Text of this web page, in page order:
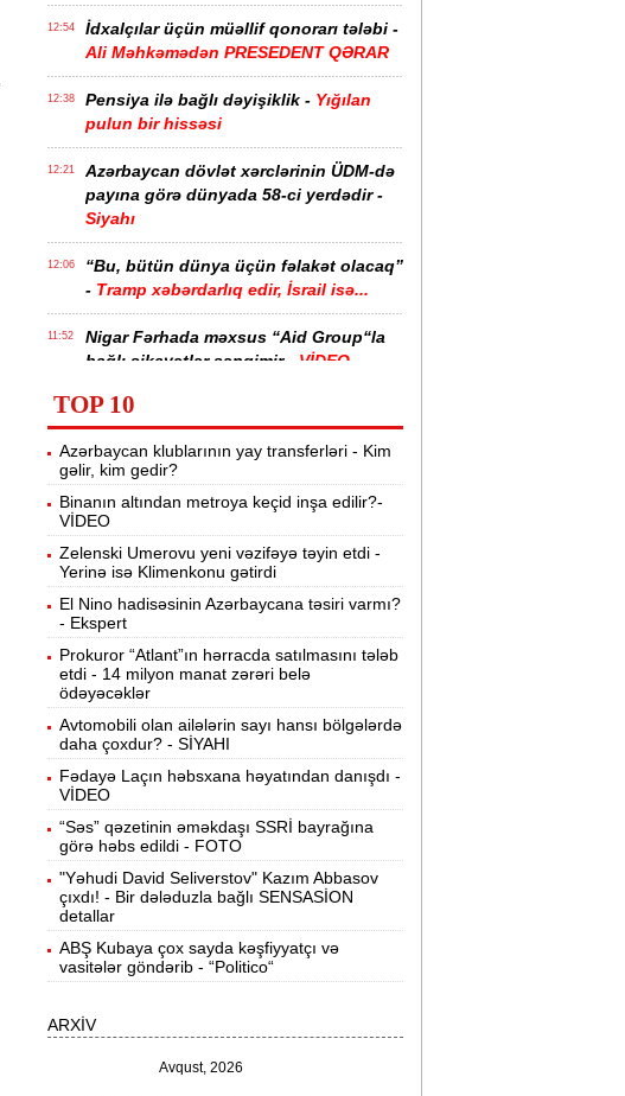
12:54
İdxalçılar üçün müəllif qonorarı tələbi -
Ali Məhkəmədən PRESEDENT QƏRAR
12:38 Pensiya ilə bağlı dəyişiklik - Yığılan
pulun bir hissəsi
12:21
Azərbaycan dövlət xərclərinin ÜDM-də
payına görə dünyada 58-ci yerdədir -
Siyahı
12:06
“Bu, bütün dünya üçün fəlakət olacaq”
- Tramp xəbərdarlıq edir, İsrail isə...
11:52
Nigar Fərhada məxsus “Aid Group“la
bağlı şikayətlər səngimir - VİDEO
11:36
Əhalimizin yarısı bu xəstəlikdən
əziyyət çəkir -Səbəb
11:19
Azərbaycanda işçi axtarılır -
Əməkhaqqı 10 min manatdır
11:04
Kartdan istədiyiniz qədər köçürmə edə
bilərsiniz -VİDEO
10:50
Ər-arvadın yanaraq ölməsinə görə
həbs edilən var -
Evdən 15 min də
oğurlanıb
Azərbaycanda icra başçısı olmayan
rayonlar - SİYAHI
10:17
Bağlanan universitetin müəllimləri
narazıdır -İşsiz qalıblar
10:02 Pakistanda leysan yağışları -150-dən
çox insan ölüb
9:48
II Qaregin məhkəmə qarşısına çıxarılır -
Ermənistan tarixində ilk
gözlənilir“ -
Ən çox çörək və ət yeyən bölgələr -
TOP 10
Azərbaycan klublarının yay transferləri - Kim
gəlir, kim gedir?
Binanın altından metroya keçid inşa edilir?-
VİDEO
Zelenski Umerovu yeni vəzifəyə təyin etdi -
Yerinə isə Klimenkonu gətirdi
El Nino hadisəsinin Azərbaycana təsiri varmı?
- Ekspert
Prokuror “Atlant”ın hərracda satılmasını tələb
etdi - 14 milyon manat zərəri belə
ödəyəcəklər
Avtomobili olan ailələrin sayı hansı bölgələrdə
daha çoxdur? - SİYAHI
Fədayə Laçın həbsxana həyatından danışdı -
VİDEO
“Səs” qəzetinin əməkdaşı SSRİ bayrağına
görə həbs edildi - FOTO
"Yəhudi David Seliverstov" Kazım Abbasov
çıxdı! - Bir dələduzla bağlı SENSASİON
detallar
ABŞ Kubaya çox sayda kəşfiyyatçı və
vasitələr göndərib - “Politico“
ARXİV
Avqust, 2026